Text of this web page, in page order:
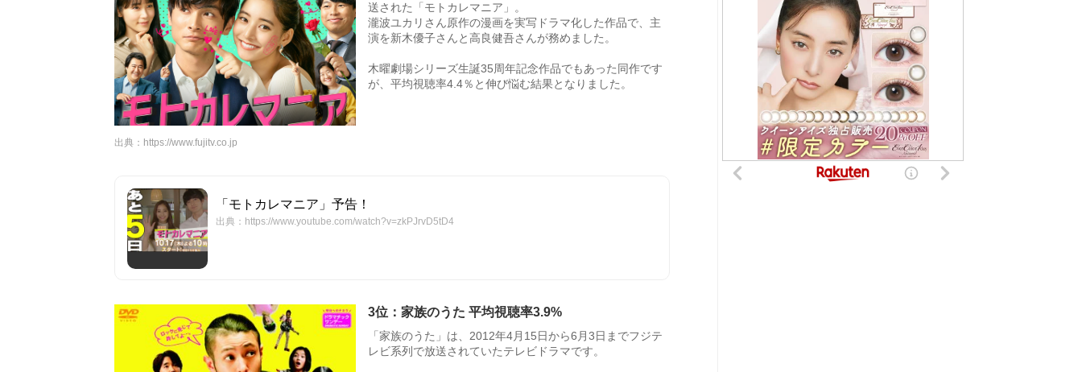
送された「モトカレマニア」。
瀧波ユカリさん原作の漫画を実写ドラマ化した作品で、主
演を新木優子さんと高良健吾さんが務めました。
木曜劇場シリーズ生誕35周年記念作品でもあった同作です
が、平均視聴率4.4％と伸び悩む結果となりました。
出典： https://www.fujitv.co.jp
「モトカレマニア」予告！
出典：https://www.youtube.com/watch?v=zkPJrvD5tD4
3位：家族のうた 平均視聴率3.9%
「家族のうた」は、2012年4月15日から6月3日までフジテ
レビ系列で放送されていたテレビドラマです。